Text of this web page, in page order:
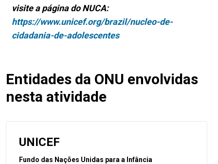
visite a página do NUCA:
https://www.unicef.org/brazil/nucleo-de-
cidadania-de-adolescentes
Entidades da ONU envolvidas
nesta atividade
UNICEF
Fundo das Nações Unidas para a Infância